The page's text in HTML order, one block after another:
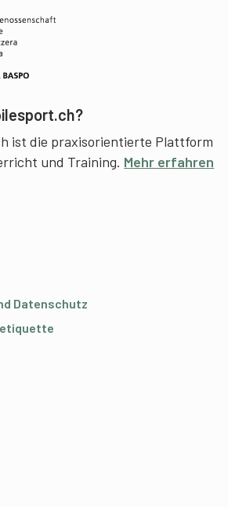
ist die praxisorientierte Plattform
und Training. Mehr erfahren
Datenschutz